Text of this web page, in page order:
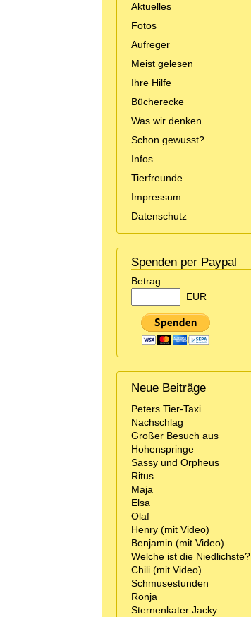
Aktuelles
Fotos
Aufreger
Meist gelesen
Ihre Hilfe
Bücherecke
Was wir denken
Schon gewusst?
Infos
Tierfreunde
Impressum
Datenschutz
Spenden per Paypal
Betrag
EUR
Neue Beiträge
Peters Tier-Taxi
Nachschlag
Großer Besuch aus
Hohenspringe
Sassy und Orpheus
Ritus
Maja
Elsa
Olaf
Henry (mit Video)
Benjamin (mit Video)
Welche ist die Niedlichste?
Chili (mit Video)
Schmusestunden
Ronja
Sternenkater Jacky